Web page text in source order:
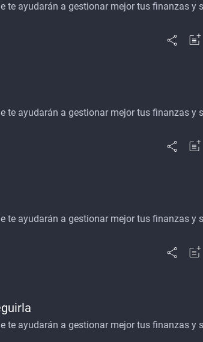
te ayudarán a gestionar mejor tus finanzas y
te ayudarán a gestionar mejor tus finanzas y
te ayudarán a gestionar mejor tus finanzas y
te ayudarán a gestionar mejor tus finanzas y